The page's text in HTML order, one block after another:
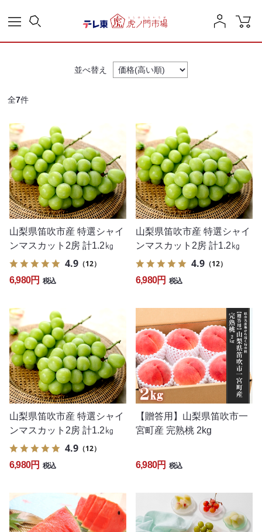
並べ替え
全7件
山梨県笛吹市産 特選シャイ
ンマスカット2房 計1.2㎏
4.9 （12）
6,980円 税込
山梨県笛吹市産 特選シャイ
ンマスカット2房 計1.2㎏
4.9 （12）
6,980円 税込
山梨県笛吹市産 特選シャイ
ンマスカット2房 計1.2㎏
4.9 （12）
6,980円 税込
【贈答用】山梨県笛吹市一
宮町産 完熟桃 2kg
6,980円 税込